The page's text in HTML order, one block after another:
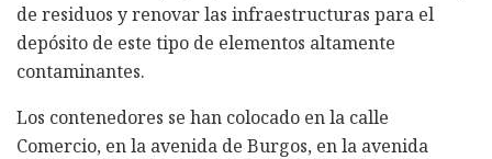
de residuos y renovar las infraestructuras para el
depósito de este tipo de elementos altamente
contaminantes.
Los contenedores se han colocado en la calle
Comercio, en la avenida de Burgos, en la avenida